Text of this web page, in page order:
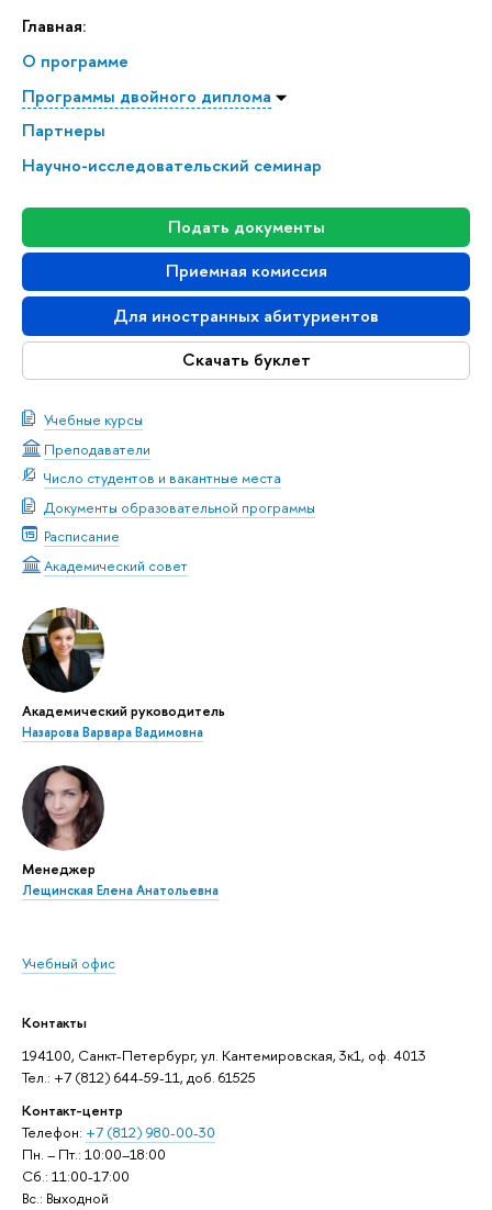
Главная:
О программе
Программы двойного диплома
Партнеры
Научно-исследовательский семинар
Подать документы
Приемная комиссия
Для иностранных абитуриентов
Скачать буклет
Учебные курсы
Преподаватели
Число студентов и вакантные места
Документы образовательной программы
Расписание
Академический совет
Академический руководитель
Назарова Варвара Вадимовна
Менеджер
Лещинская Елена Анатольевна
Учебный офис
Контакты
194100, Санкт-Петербург, ул. Кантемировская, 3к1, оф. 4013
Тел.: +7 (812) 644-59-11, доб. 61525
Контакт-центр
Телефон: +7 (812) 980-00-30
Пн. – Пт.: 10:00–18:00
Сб.: 11:00-17:00
Вс.: Выходной